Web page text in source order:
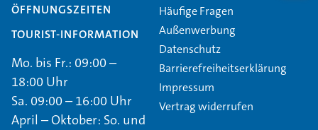
ÖFFNUNGSZEITEN
TOURIST-INFORMATION
Mo. bis Fr.: 09:00 –
18:00 Uhr
Sa. 09:00 – 16:00 Uhr
April – Oktober: So. und
Häufige Fragen
Außenwerbung
Datenschutz
Barrierefreiheitserklärung
Impressum
Vertrag widerrufen